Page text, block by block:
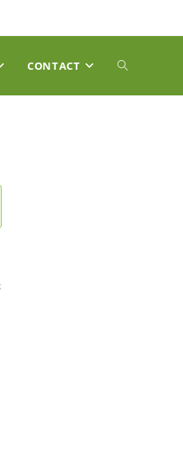
CONTACT TOGGLE